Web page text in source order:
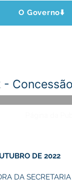
O Governo⬇️
DE 2022
DA